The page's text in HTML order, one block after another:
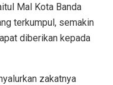
Mal Kota Banda
terkumpul, semakin
diberikan kepada
zakatnya